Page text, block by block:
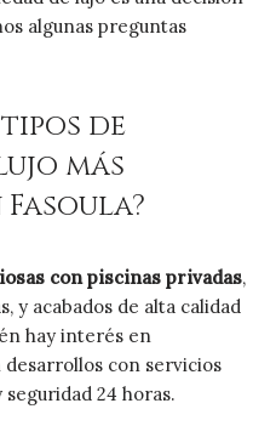
algunas preguntas
de
más
con piscinas privadas,
y acabados de alta calidad
hay interés en
desarrollos con servicios
24 horas.